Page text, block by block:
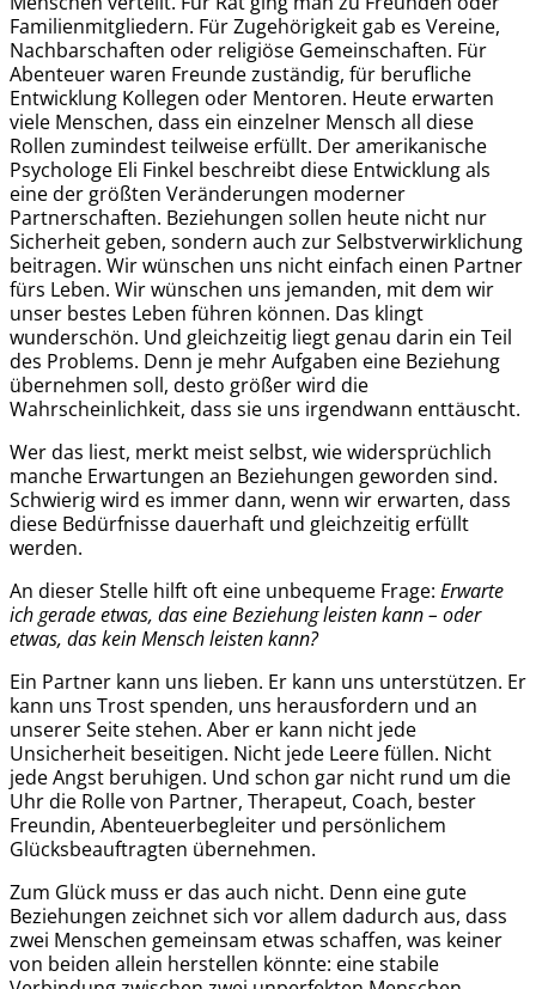
Familienmitgliedern. Für Zugehörigkeit gab es Vereine,
Nachbarschaften oder religiöse Gemeinschaften. Für
Abenteuer waren Freunde zuständig, für berufliche
Entwicklung Kollegen oder Mentoren. Heute erwarten
viele Menschen, dass ein einzelner Mensch all diese
Rollen zumindest teilweise erfüllt. Der amerikanische
Psychologe Eli Finkel beschreibt diese Entwicklung als
eine der größten Veränderungen moderner
Partnerschaften. Beziehungen sollen heute nicht nur
Sicherheit geben, sondern auch zur Selbstverwirklichung
beitragen. Wir wünschen uns nicht einfach einen Partner
fürs Leben. Wir wünschen uns jemanden, mit dem wir
unser bestes Leben führen können. Das klingt
wunderschön. Und gleichzeitig liegt genau darin ein Teil
des Problems. Denn je mehr Aufgaben eine Beziehung
übernehmen soll, desto größer wird die
Wahrscheinlichkeit, dass sie uns irgendwann enttäuscht.
Wer das liest, merkt meist selbst, wie widersprüchlich
manche Erwartungen an Beziehungen geworden sind.
Schwierig wird es immer dann, wenn wir erwarten, dass
diese Bedürfnisse dauerhaft und gleichzeitig erfüllt
werden.
An dieser Stelle hilft oft eine unbequeme Frage: Erwarte
ich gerade etwas, das eine Beziehung leisten kann – oder
etwas, das kein Mensch leisten kann?
Ein Partner kann uns lieben. Er kann uns unterstützen. Er
kann uns Trost spenden, uns herausfordern und an
unserer Seite stehen. Aber er kann nicht jede
Unsicherheit beseitigen. Nicht jede Leere füllen. Nicht
jede Angst beruhigen. Und schon gar nicht rund um die
Uhr die Rolle von Partner, Therapeut, Coach, bester
Freundin, Abenteuerbegleiter und persönlichem
Glücksbeauftragten übernehmen.
Zum Glück muss er das auch nicht. Denn eine gute
Beziehungen zeichnet sich vor allem dadurch aus, dass
zwei Menschen gemeinsam etwas schaffen, was keiner
von beiden allein herstellen könnte: eine stabile